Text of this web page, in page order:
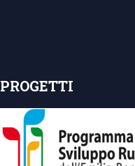
PROGETTI